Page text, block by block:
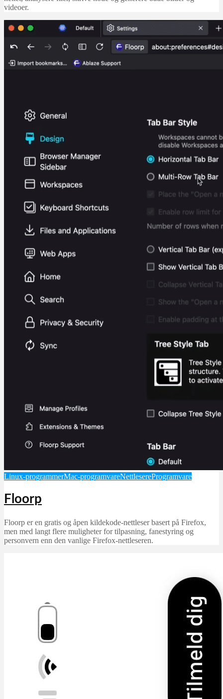
videoer.
Linux-programmerMac-programvareNettlesereProgramvare
Floorp
Floorp er en gratis og åpen kildekode-nettleser basert på Firefox,
men med langt flere muligheter for tilpasning, fanestyring og
personvern enn den vanlige Firefox-nettleseren.